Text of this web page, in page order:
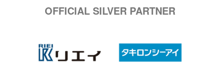
OFFICIAL SILVER PARTNER